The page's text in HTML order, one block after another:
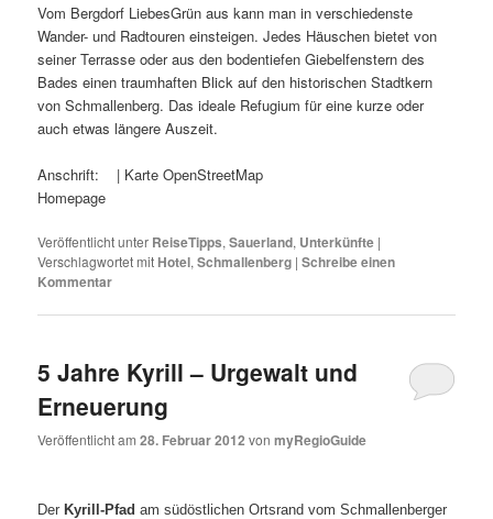
Vom Bergdorf LiebesGrün aus kann man in verschiedenste
Wander- und Radtouren einsteigen. Jedes Häuschen bietet von
seiner Terrasse oder aus den bodentiefen Giebelfenstern des
Bades einen traumhaften Blick auf den historischen Stadtkern
von Schmallenberg. Das ideale Refugium für eine kurze oder
auch etwas längere Auszeit.
Anschrift: | Karte OpenStreetMap
Homepage
Veröffentlicht unter ReiseTipps,Sauerland, Unterkünfte |
Verschlagwortet mit Hotel,Schmallenberg |Schreibe einen
Kommentar
5 Jahre Kyrill – Urgewalt und
Erneuerung
Veröffentlicht am28. Februar 2012 vonmyRegioGuide
DerKyrill-Pfad am südöstlichen Ortsrand vom Schmallenberger